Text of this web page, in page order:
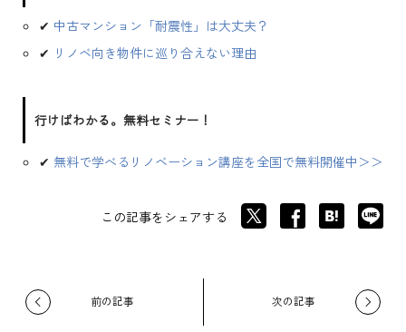
✔ 中古マンション「耐震性」は大丈夫？
✔ リノベ向き物件に巡り合えない理由
行けばわかる。無料セミナー！
✔ 無料で学べるリノベーション講座を全国で無料開催中＞＞
この記事をシェアする